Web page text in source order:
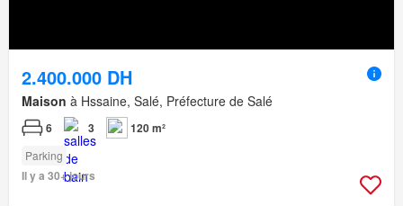
2.400.000 DH
Maison à Hssaine, Salé, Préfecture de Salé
6 3 120 m²
Parking
Il y a 30+ jours